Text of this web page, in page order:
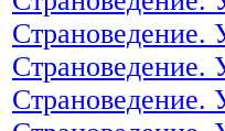
Страноведение.
Страноведение.
Страноведение.